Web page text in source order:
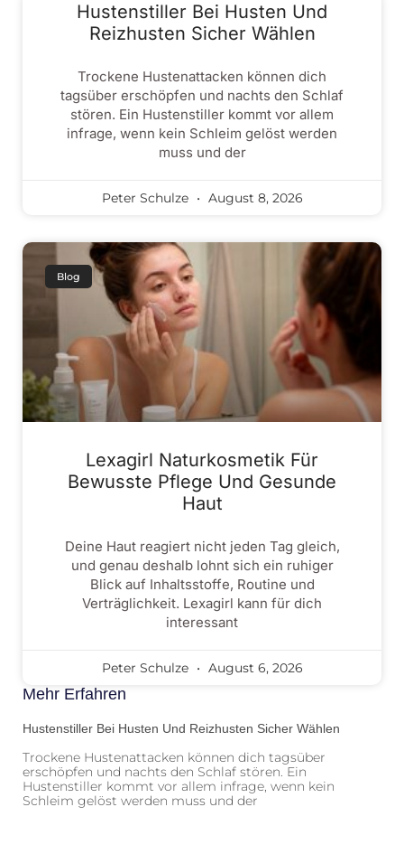
Hustenstiller Bei Husten Und
Reizhusten Sicher Wählen
Trockene Hustenattacken können dich
tagsüber erschöpfen und nachts den Schlaf
stören. Ein Hustenstiller kommt vor allem
infrage, wenn kein Schleim gelöst werden
muss und der
Peter Schulze August 8, 2026
Blog
Lexagirl Naturkosmetik Für
Bewusste Pflege Und Gesunde
Haut
Deine Haut reagiert nicht jeden Tag gleich,
und genau deshalb lohnt sich ein ruhiger
Blick auf Inhaltsstoffe, Routine und
Verträglichkeit. Lexagirl kann für dich
interessant
Peter Schulze August 6, 2026
Mehr Erfahren
Hustenstiller Bei Husten Und Reizhusten Sicher Wählen
Trockene Hustenattacken können dich tagsüber
erschöpfen und nachts den Schlaf stören. Ein
Hustenstiller kommt vor allem infrage, wenn kein
Schleim gelöst werden muss und der